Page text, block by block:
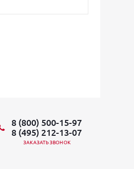
8 (800) 500-15-97
8 (495) 212-13-07
ЗАКАЗАТЬ ЗВОНОК